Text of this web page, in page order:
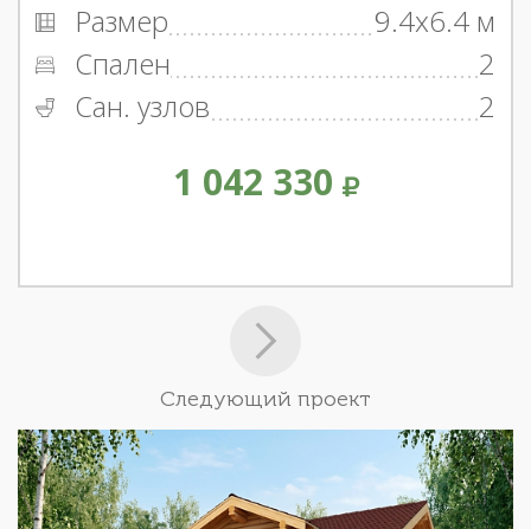
Размер
9.4x6.4 м
Спален
2
Сан. узлов
2
1 042 330
Следующий проект